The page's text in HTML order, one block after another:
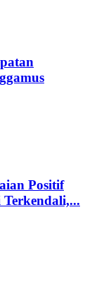
Positif